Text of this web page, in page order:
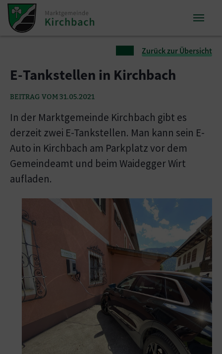
Zum Inhalt springen
Zum Seitenende springen
Zurück zur Übersicht
E-Tankstellen in Kirchbach
BEITRAG VOM 31.05.2021
In der Marktgemeinde Kirchbach gibt es
derzeit zwei E-Tankstellen. Man kann sein E-
Auto in Kirchbach am Parkplatz vor dem
Gemeindeamt und beim Waidegger Wirt
aufladen.